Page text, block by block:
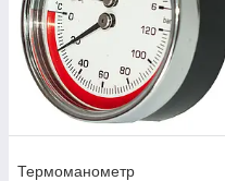
Термоманометр